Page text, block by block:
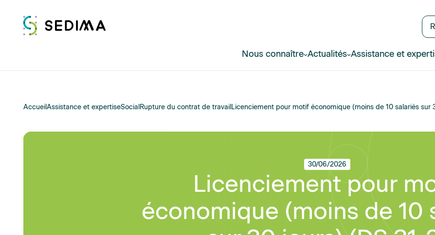
Nous connaître Actualités Assistance et
AccueilAssistance et expertiseSocial Rupture du contrat de travail Licenciement pour motif économique (moins de 10 salariés sur
30/06/2026
Licenciement pour
économique (moins de 10